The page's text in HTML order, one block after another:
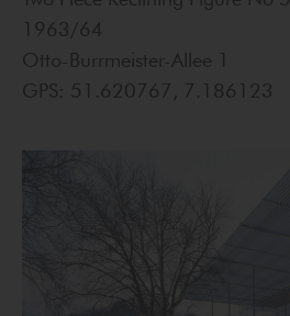
1963/64
Otto-Burrmeister-Allee 1
GPS: 51.620767, 7.186123